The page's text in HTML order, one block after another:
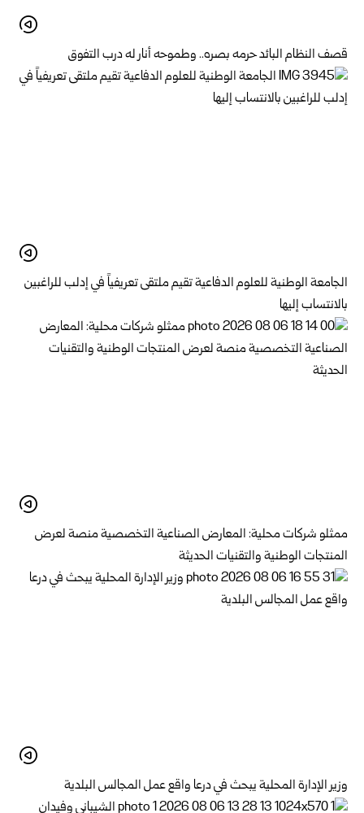
قصف النظام البائد حرمه بصره.. وطموحه أنار له درب التفوق
الجامعة الوطنية للعلوم الدفاعية تقيم ملتقى تعريفياً في إدلب للراغبين
بالانتساب إليها
ممثلو شركات محلية: المعارض الصناعية التخصصية منصة لعرض
المنتجات الوطنية والتقنيات الحديثة
وزير الإدارة المحلية يبحث في درعا واقع عمل المجالس البلدية